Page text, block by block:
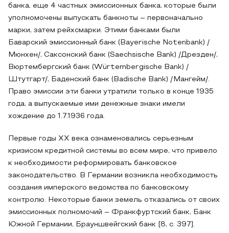
банка, еще 4 частных эмиссионных банка, которые были
уполномочены выпускать банкноты – первоначально
марки, затем рейхсмарки. Этими банками были
Баварский эмиссионный банк (Bayerische Notenbank) /
Мюнхен/, Саксонский банк (Saechsische Bank) /Дрезден/,
Вюртембергский банк (Würtembergische Bank) /
Штутгарт/, Баденский банк (Badische Bank) /Мангейм/.
Право эмиссии эти банки утратили только в конце 1935
года, а выпускаемые ими денежные знаки имели
хождение до 1.7.1936 года.
Первые годы ХХ века ознаменовались серьезным
кризисом кредитной системы во всем мире, что привело
к необходимости реформировать банковское
законодательство. В Германии возникла необходимость
создания имперского ведомства по банковскому
контролю. Некоторые банки земель отказались от своих
эмиссионных полномочий – Франкфуртский банк, Банк
Южной Германии, Брауншвейгский банк [8, с. 397].